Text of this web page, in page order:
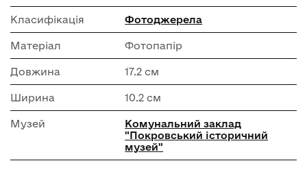
Класифікація Фотоджерела
Матеріал Фотопапір
Довжина 17.2 см
Ширина 10.2 см
Музей
Комунальний заклад
"Покровський історичний
музей"